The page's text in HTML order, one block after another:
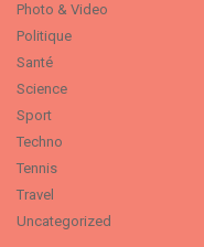
Photo & Video
Politique
Santé
Science
Sport
Techno
Tennis
Travel
Uncategorized